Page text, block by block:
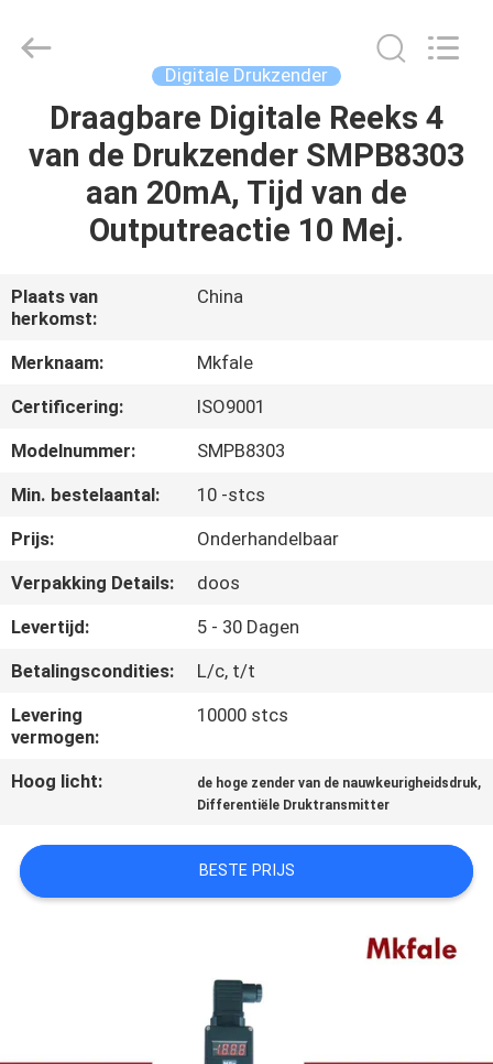
HUIS
PRODUCTEN
ONGEVEER
ONS
FABRIEKSREIS
KWALITEITSCONTROLE
CONTACTEER
ONS
NIEUWS
VERZOEK
OM EEN
CITAAT
PRIVACYBELEID
Export
Co.,Ltd..
Digitale Drukzender
Draagbare Digitale Reeks 4
van de Drukzender SMPB8303
aan 20mA, Tijd van de
Outputreactie 10 Mej.
Plaats van
herkomst:
China
Merknaam:
Mkfale
Certificering:
ISO9001
Modelnummer:
SMPB8303
Min. bestelaantal:
10 -stcs
Prijs:
Onderhandelbaar
Verpakking Details:
doos
Levertijd:
5 - 30 Dagen
Betalingscondities:
L/c, t/t
Levering
vermogen:
10000 stcs
Hoog licht: de hoge zender van de nauwkeurigheidsdruk,
Differentiële Druktransmitter
BESTE PRIJS